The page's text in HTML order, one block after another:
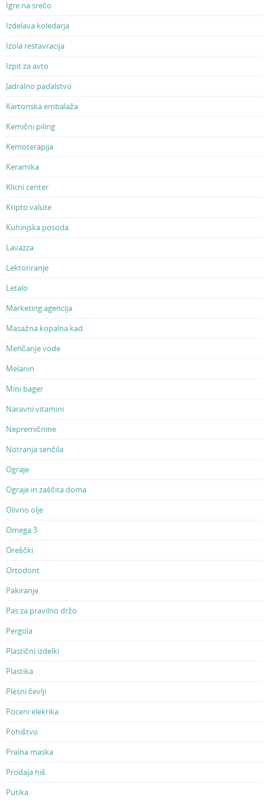
Igre na srečo
Izdelava koledarja
Izola restavracija
Izpit za avto
Jadralno padalstvo
Kartonska embalaža
Kemični piling
Kemoterapija
Keramika
Klicni center
Kripto valute
Kuhinjska posoda
Lavazza
Lektoriranje
Letalo
Marketing agencija
Masažna kopalna kad
Mehčanje vode
Melanin
Mini bager
Naravni vitamini
Nepremičnine
Notranja senčila
Ograje
Ograje in zaščita doma
Olivno olje
Omega 3
Oreščki
Ortodont
Pakiranje
Pas za pravilno držo
Pergola
Plastični izdelki
Plastika
Plesni čevlji
Poceni elekrika
Pohištvo
Pralna maska
Prodaja hiš
Putika